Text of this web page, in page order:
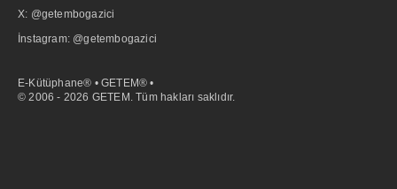
X: @getembogazici
İnstagram: @getembogazici
E-Kütüphane® • GETEM® •
© 2006 - 2026 GETEM. Tüm hakları saklıdır.